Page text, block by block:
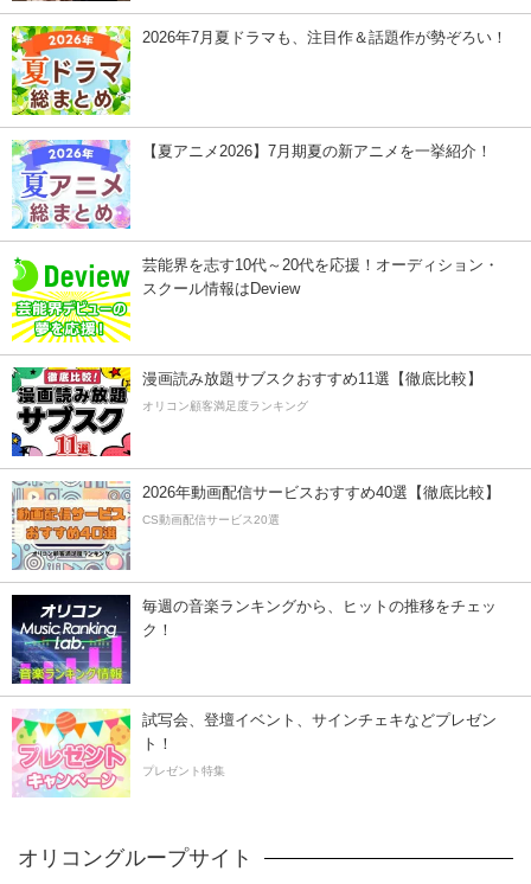
2026年7月夏ドラマも、注目作＆話題作が勢ぞろい！
【夏アニメ2026】7月期夏の新アニメを一挙紹介！
芸能界を志す10代～20代を応援！オーディション・
スクール情報はDeview
漫画読み放題サブスクおすすめ11選【徹底比較】
オリコン顧客満足度ランキング
2026年動画配信サービスおすすめ40選【徹底比較】
CS動画配信サービス20選
毎週の音楽ランキングから、ヒットの推移をチェッ
ク！
試写会、登壇イベント、サインチェキなどプレゼン
ト！
プレゼント特集
オリコングループサイト